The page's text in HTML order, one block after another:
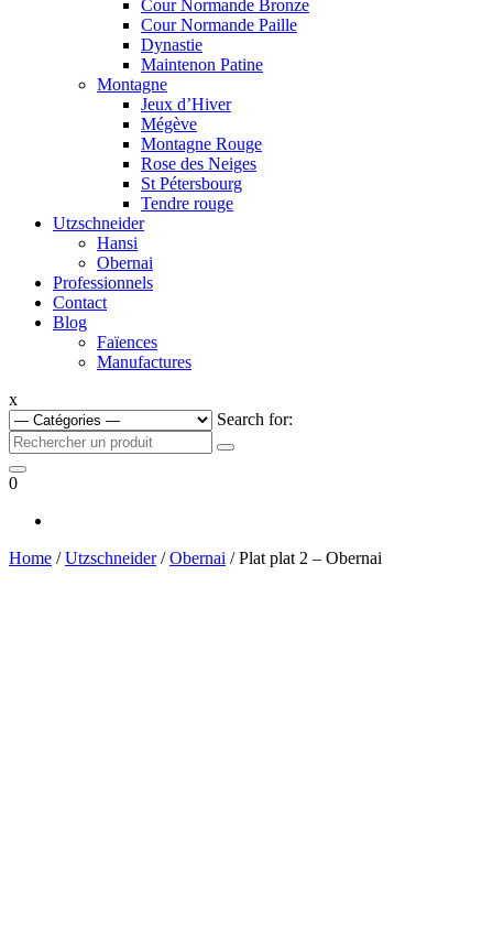
Cour Normande Bronze
Cour Normande Paille
Dynastie
Maintenon Patine
Montagne
Jeux d’Hiver
Mégève
Montagne Rouge
Rose des Neiges
St Pétersbourg
Tendre rouge
Utzschneider
Hansi
Obernai
Professionnels
Contact
Blog
Faïences
Manufactures
x
Search for:
0
Home /Utzschneider/Obernai / Plat plat 2 – Obernai